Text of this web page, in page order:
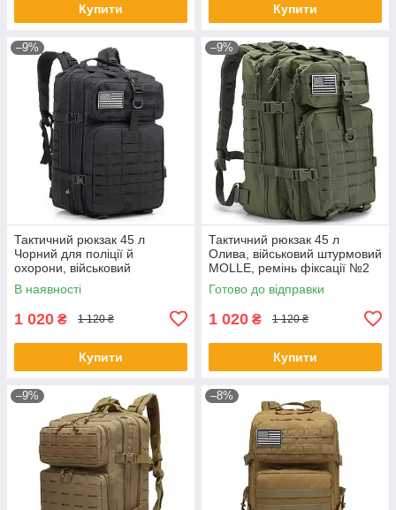
Купити Купити
–9%
Тактичний рюкзак 45 л
Чорний для поліції й
охорони, військовий
штурмовий із системою
MOLLE, ремінь фіксації №2
В наявності
1 020 ₴ 1 120 ₴
Купити
–9%
Тактичний рюкзак 45 л
Олива, військовий штурмовий
MOLLE, ремінь фіксації №2
Готово до відправки
1 020 ₴ 1 120 ₴
Купити
–9% –8%